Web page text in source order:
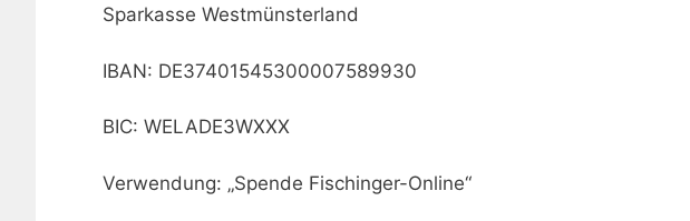
Sparkasse Westmünsterland
IBAN: DE37401545300007589930
BIC: WELADE3WXXX
Verwendung: „Spende Fischinger-Online“